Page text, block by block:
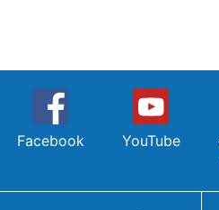
Facebook YouTube